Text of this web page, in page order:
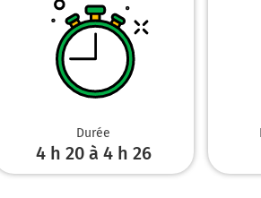
Durée
4 h 20 à 4 h 26